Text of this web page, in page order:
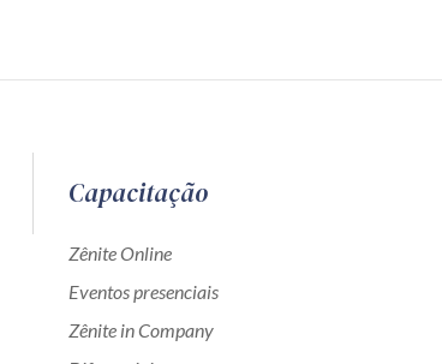
Capacitação
Zênite Online
Eventos presenciais
Zênite in Company